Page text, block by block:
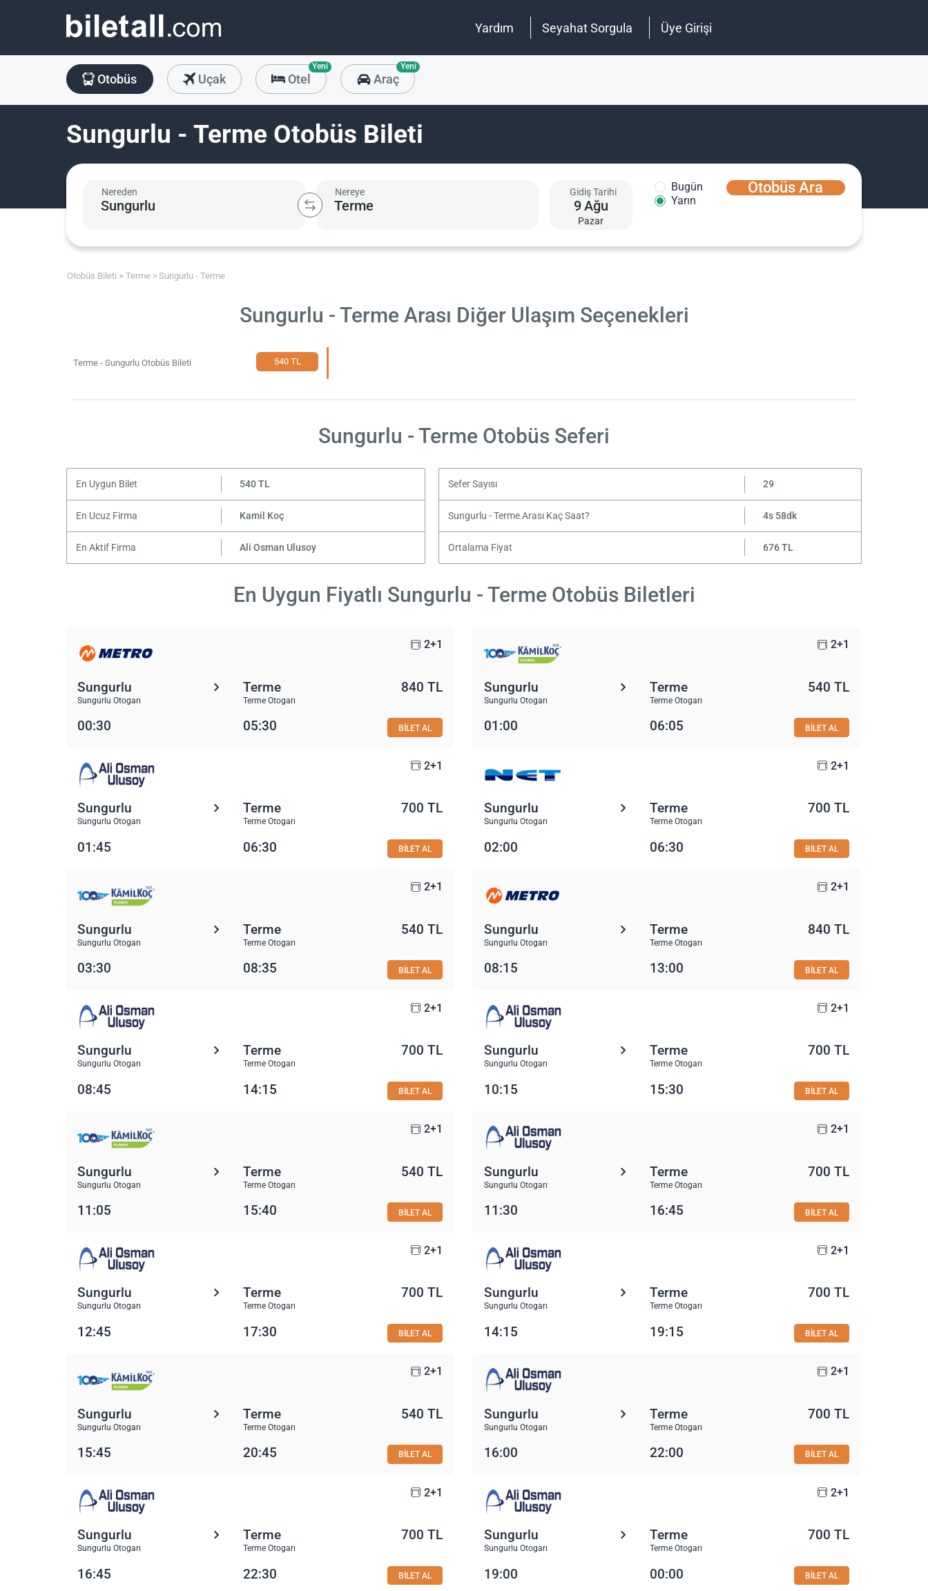
Yardım Seyahat Sorgula Üye Girişi
Otobüs Uçak Otel
Yeni
Araç
Yeni
Sungurlu - Terme Otobüs Bileti
Nereden Nereye Gidiş Tarihi
9Ağu
Pazar
Bugün
Yarın
Otobüs Ara
Otobüs Bileti Terme Sungurlu - Terme
Sungurlu - Terme Arası Diğer Ulaşım Seçenekleri
Terme - Sungurlu Otobüs Bileti 540 TL
Sungurlu - Terme Otobüs Seferi
En Uygun Bilet 540 TL Sefer Sayısı 29
En Ucuz Firma Kamil Koç Sungurlu - Terme Arası Kaç Saat? 4s 58dk
En Aktif Firma Ali Osman Ulusoy Ortalama Fiyat 676 TL
En Uygun Fiyatlı Sungurlu - Terme Otobüs Biletleri
2+1
Sungurlu
Sungurlu Otogarı
Terme
Terme Otogarı
840 TL
00:30 05:30 BİLET AL
2+1
Sungurlu
Sungurlu Otogarı
Terme
Terme Otogarı
540 TL
01:00 06:05 BİLET AL
2+1
Sungurlu
Sungurlu Otogarı
Terme
Terme Otogarı
700 TL
01:45 06:30 BİLET AL
2+1
Sungurlu
Sungurlu Otogarı
Terme
Terme Otogarı
700 TL
02:00 06:30 BİLET AL
2+1
Sungurlu
Sungurlu Otogarı
Terme
Terme Otogarı
540 TL
03:30 08:35 BİLET AL
2+1
Sungurlu
Sungurlu Otogarı
Terme
Terme Otogarı
840 TL
08:15 13:00 BİLET AL
2+1
Sungurlu
Sungurlu Otogarı
Terme
Terme Otogarı
700 TL
08:45 14:15 BİLET AL
2+1
Sungurlu
Sungurlu Otogarı
Terme
Terme Otogarı
700 TL
10:15 15:30 BİLET AL
2+1
Sungurlu
Sungurlu Otogarı
Terme
Terme Otogarı
540 TL
11:05 15:40 BİLET AL
2+1
Sungurlu
Sungurlu Otogarı
Terme
Terme Otogarı
700 TL
11:30 16:45 BİLET AL
2+1
Sungurlu
Sungurlu Otogarı
Terme
Terme Otogarı
700 TL
12:45 17:30 BİLET AL
2+1
Sungurlu
Sungurlu Otogarı
Terme
Terme Otogarı
700 TL
14:15 19:15 BİLET AL
2+1
Sungurlu
Sungurlu Otogarı
Terme
Terme Otogarı
540 TL
15:45 20:45 BİLET AL
2+1
Sungurlu
Sungurlu Otogarı
Terme
Terme Otogarı
700 TL
16:00 22:00 BİLET AL
2+1
Sungurlu
Sungurlu Otogarı
Terme
Terme Otogarı
700 TL
16:45 22:30 BİLET AL
2+1
Sungurlu
Sungurlu Otogarı
Terme
Terme Otogarı
700 TL
19:00 00:00 BİLET AL